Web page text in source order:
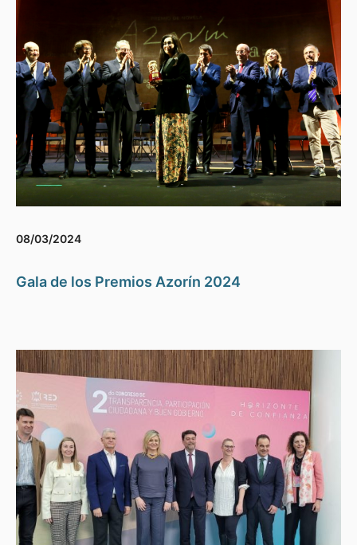
08/03/2024
Gala de los Premios Azorín 2024